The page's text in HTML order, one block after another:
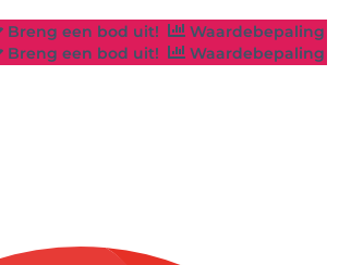
Breng een bod uit!
Waardebepaling
Breng een bod uit! Waardebepaling